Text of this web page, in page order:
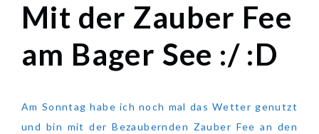
Mit der Zauber Fee
am Bager See :/ :D
Mit der Zauber Fee
am Bager See :/ :D
Am Sonntag habe ich noch mal das Wetter genutzt
und bin mit der Bezaubernden Zauber Fee an den